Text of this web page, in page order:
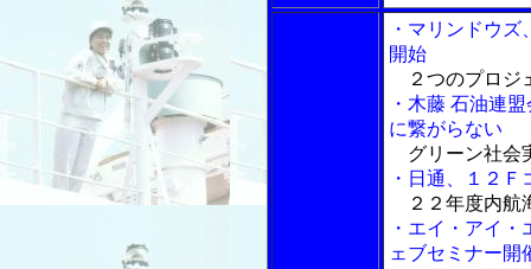
・マリンドウ
開始
２つのプロジ
・木藤 石油連
に繋がらない
グリーン社会
・日通、１２
２２年度内航
・エイ・アイ
ェブセミナー開